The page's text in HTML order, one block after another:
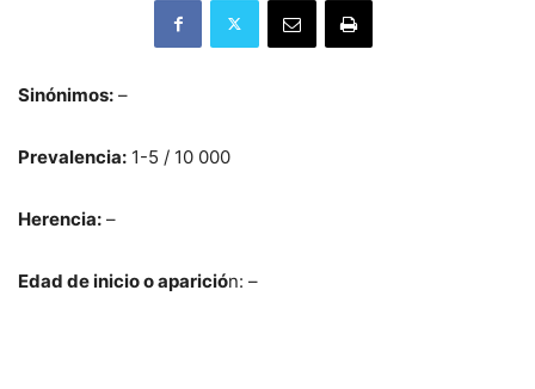
Sinónimos: –
Prevalencia: 1-5 / 10 000
Herencia: –
Edad de inicio o aparición: –